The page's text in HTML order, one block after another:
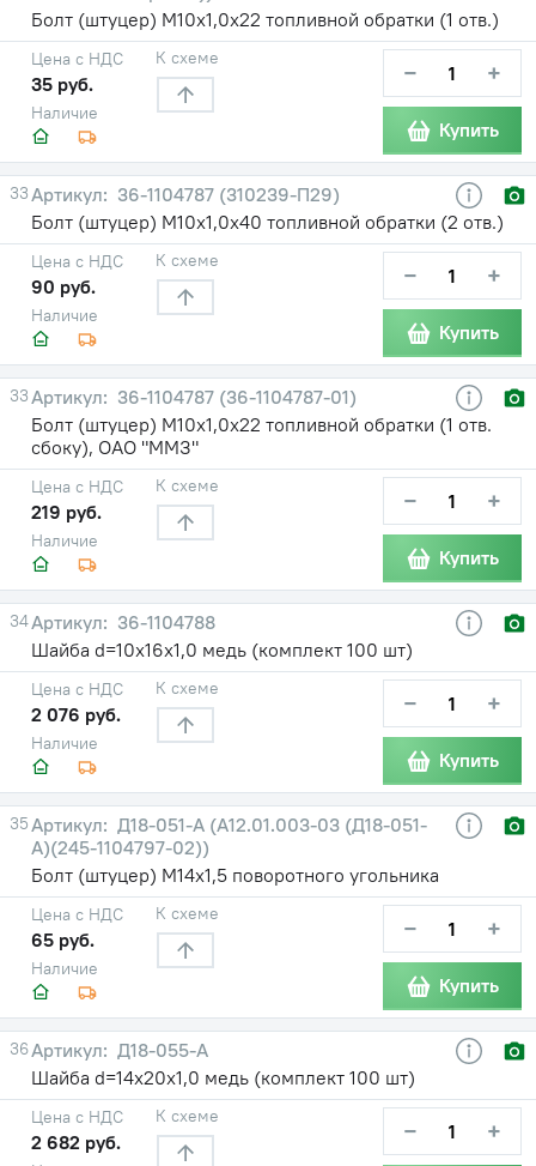
Болт (штуцер) М10х1,0х22 топливной обратки (1 отв.)
Наличие
Цена с НДС
35 руб.
К схеме − +
Купить
33
36-1104787 (310239-П29)
Болт (штуцер) М10х1,0х40 топливной обратки (2 отв.)
Наличие
Цена с НДС
90 руб.
К схеме − +
Купить
33
36-1104787 (36-1104787-01)
Болт (штуцер) М10х1,0х22 топливной обратки (1 отв.
сбоку), ОАО "ММЗ"
Наличие
Цена с НДС
219 руб.
К схеме − +
Купить
34
36-1104788
Шайба d=10х16х1,0 медь (комплект 100 шт)
Наличие
Цена с НДС
2 076 руб.
К схеме − +
Купить
35
Д18-051-А (А12.01.003-03 (Д18-051-
А)(245-1104797-02))
Болт (штуцер) М14х1,5 поворотного угольника
Наличие
Цена с НДС
65 руб.
К схеме − +
Купить
36
Д18-055-А
Шайба d=14х20х1,0 медь (комплект 100 шт)
Цена с НДС
2 682 руб.
К схеме − +